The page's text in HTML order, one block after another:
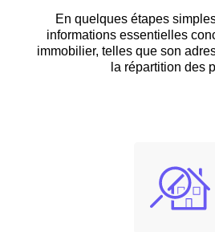
En quelques étapes
informations essentielles
immobilier, telles que son
la répartition des